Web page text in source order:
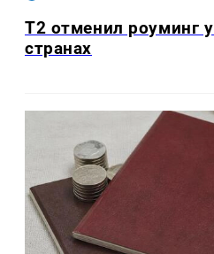
Т2 отменил роуминг
странах